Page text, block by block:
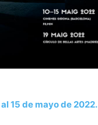
15 de mayo de 2022.